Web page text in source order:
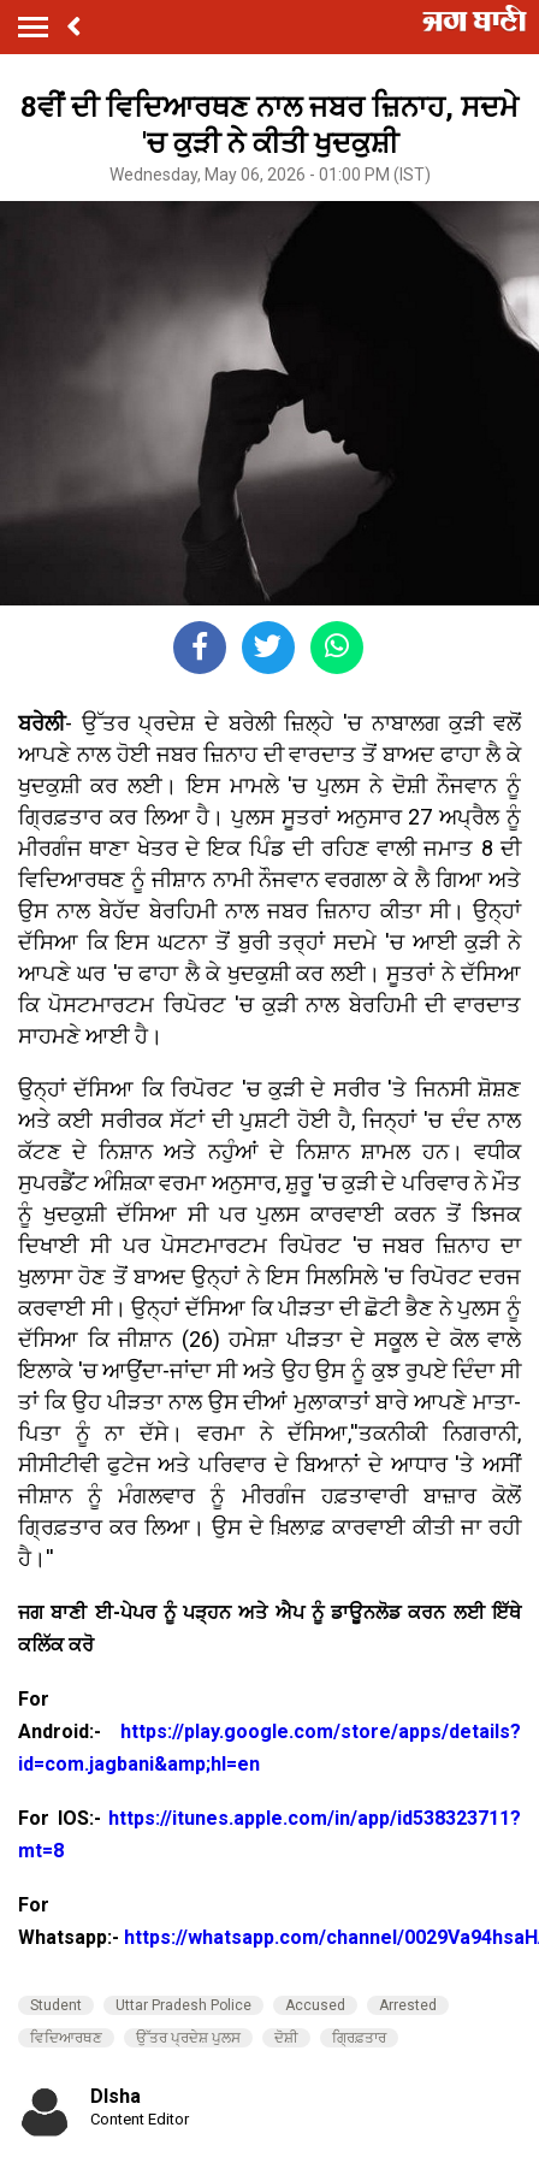
8ਵੀਂ ਦੀ ਵਿਦਿਆਰਥਣ ਨਾਲ ਜਬਰ ਜ਼ਿਨਾਹ, ਸਦਮੇ
'ਚ ਕੁੜੀ ਨੇ ਕੀਤੀ ਖੁਦਕੁਸ਼ੀ
Wednesday, May 06, 2026 - 01:00 PM (IST)
ਬਰੇਲੀ- ਉੱਤਰ ਪ੍ਰਦੇਸ਼ ਦੇ ਬਰੇਲੀ ਜ਼ਿਲ੍ਹੇ 'ਚ ਨਾਬਾਲਗ ਕੁੜੀ ਵਲੋਂ
ਆਪਣੇ ਨਾਲ ਹੋਈ ਜਬਰ ਜ਼ਿਨਾਹ ਦੀ ਵਾਰਦਾਤ ਤੋਂ ਬਾਅਦ ਫਾਹਾ ਲੈ ਕੇ
ਖੁਦਕੁਸ਼ੀ ਕਰ ਲਈ। ਇਸ ਮਾਮਲੇ 'ਚ ਪੁਲਸ ਨੇ ਦੋਸ਼ੀ ਨੌਜਵਾਨ ਨੂੰ
ਗ੍ਰਿਫ਼ਤਾਰ ਕਰ ਲਿਆ ਹੈ। ਪੁਲਸ ਸੂਤਰਾਂ ਅਨੁਸਾਰ 27 ਅਪ੍ਰੈਲ ਨੂੰ
ਮੀਰਗੰਜ ਥਾਣਾ ਖੇਤਰ ਦੇ ਇਕ ਪਿੰਡ ਦੀ ਰਹਿਣ ਵਾਲੀ ਜਮਾਤ 8 ਦੀ
ਵਿਦਿਆਰਥਣ ਨੂੰ ਜੀਸ਼ਾਨ ਨਾਮੀ ਨੌਜਵਾਨ ਵਰਗਲਾ ਕੇ ਲੈ ਗਿਆ ਅਤੇ
ਉਸ ਨਾਲ ਬੇਹੱਦ ਬੇਰਹਿਮੀ ਨਾਲ ਜਬਰ ਜ਼ਿਨਾਹ ਕੀਤਾ ਸੀ। ਉਨ੍ਹਾਂ
ਦੱਸਿਆ ਕਿ ਇਸ ਘਟਨਾ ਤੋਂ ਬੁਰੀ ਤਰ੍ਹਾਂ ਸਦਮੇ 'ਚ ਆਈ ਕੁੜੀ ਨੇ
ਆਪਣੇ ਘਰ 'ਚ ਫਾਹਾ ਲੈ ਕੇ ਖੁਦਕੁਸ਼ੀ ਕਰ ਲਈ। ਸੂਤਰਾਂ ਨੇ ਦੱਸਿਆ
ਕਿ ਪੋਸਟਮਾਰਟਮ ਰਿਪੋਰਟ 'ਚ ਕੁੜੀ ਨਾਲ ਬੇਰਹਿਮੀ ਦੀ ਵਾਰਦਾਤ
ਸਾਹਮਣੇ ਆਈ ਹੈ।
ਉਨ੍ਹਾਂ ਦੱਸਿਆ ਕਿ ਰਿਪੋਰਟ 'ਚ ਕੁੜੀ ਦੇ ਸਰੀਰ 'ਤੇ ਜਿਨਸੀ ਸ਼ੋਸ਼ਣ
ਅਤੇ ਕਈ ਸਰੀਰਕ ਸੱਟਾਂ ਦੀ ਪੁਸ਼ਟੀ ਹੋਈ ਹੈ, ਜਿਨ੍ਹਾਂ 'ਚ ਦੰਦ ਨਾਲ
ਕੱਟਣ ਦੇ ਨਿਸ਼ਾਨ ਅਤੇ ਨਹੁੰਆਂ ਦੇ ਨਿਸ਼ਾਨ ਸ਼ਾਮਲ ਹਨ। ਵਧੀਕ
ਸੁਪਰਡੈਂਟ ਅੰਸ਼ਿਕਾ ਵਰਮਾ ਅਨੁਸਾਰ, ਸ਼ੁਰੂ 'ਚ ਕੁੜੀ ਦੇ ਪਰਿਵਾਰ ਨੇ ਮੌਤ
ਨੂੰ ਖੁਦਕੁਸ਼ੀ ਦੱਸਿਆ ਸੀ ਪਰ ਪੁਲਸ ਕਾਰਵਾਈ ਕਰਨ ਤੋਂ ਝਿਜਕ
ਦਿਖਾਈ ਸੀ ਪਰ ਪੋਸਟਮਾਰਟਮ ਰਿਪੋਰਟ 'ਚ ਜਬਰ ਜ਼ਿਨਾਹ ਦਾ
ਖੁਲਾਸਾ ਹੋਣ ਤੋਂ ਬਾਅਦ ਉਨ੍ਹਾਂ ਨੇ ਇਸ ਸਿਲਸਿਲੇ 'ਚ ਰਿਪੋਰਟ ਦਰਜ
ਕਰਵਾਈ ਸੀ। ਉਨ੍ਹਾਂ ਦੱਸਿਆ ਕਿ ਪੀੜਤਾ ਦੀ ਛੋਟੀ ਭੈਣ ਨੇ ਪੁਲਸ ਨੂੰ
ਦੱਸਿਆ ਕਿ ਜੀਸ਼ਾਨ (26) ਹਮੇਸ਼ਾ ਪੀੜਤਾ ਦੇ ਸਕੂਲ ਦੇ ਕੋਲ ਵਾਲੇ
ਇਲਾਕੇ 'ਚ ਆਉਂਦਾ-ਜਾਂਦਾ ਸੀ ਅਤੇ ਉਹ ਉਸ ਨੂੰ ਕੁਝ ਰੁਪਏ ਦਿੰਦਾ ਸੀ
ਤਾਂ ਕਿ ਉਹ ਪੀੜਤਾ ਨਾਲ ਉਸ ਦੀਆਂ ਮੁਲਾਕਾਤਾਂ ਬਾਰੇ ਆਪਣੇ ਮਾਤਾ-
ਪਿਤਾ ਨੂੰ ਨਾ ਦੱਸੇ। ਵਰਮਾ ਨੇ ਦੱਸਿਆ,''ਤਕਨੀਕੀ ਨਿਗਰਾਨੀ,
ਸੀਸੀਟੀਵੀ ਫੁਟੇਜ ਅਤੇ ਪਰਿਵਾਰ ਦੇ ਬਿਆਨਾਂ ਦੇ ਆਧਾਰ 'ਤੇ ਅਸੀਂ
ਜੀਸ਼ਾਨ ਨੂੰ ਮੰਗਲਵਾਰ ਨੂੰ ਮੀਰਗੰਜ ਹਫ਼ਤਾਵਾਰੀ ਬਾਜ਼ਾਰ ਕੋਲੋਂ
ਗ੍ਰਿਫ਼ਤਾਰ ਕਰ ਲਿਆ। ਉਸ ਦੇ ਖ਼ਿਲਾਫ਼ ਕਾਰਵਾਈ ਕੀਤੀ ਜਾ ਰਹੀ
ਹੈ।''
ਜਗ ਬਾਣੀ ਈ-ਪੇਪਰ ਨੂੰ ਪੜ੍ਹਨ ਅਤੇ ਐਪ ਨੂੰ ਡਾਊਨਲੋਡ ਕਰਨ ਲਈ ਇੱਥੇ
ਕਲਿੱਕ ਕਰੋ
For
Android:- https://play.google.com/store/apps/details?
id=com.jagbani&amp;hl=en
For IOS:- https://itunes.apple.com/in/app/id538323711?
mt=8
For
Whatsapp:- https://whatsapp.com/channel/
Student Uttar Pradesh Police Accused
Arrested
ਵਿਦਿਆਰਥਣ
ਉੱਤਰ ਪ੍ਰਦੇਸ਼ ਪੁਲਸ ਦੋਸ਼ੀ ਗ੍ਰਿਫ਼ਤਾਰ
DIsha
Content Editor